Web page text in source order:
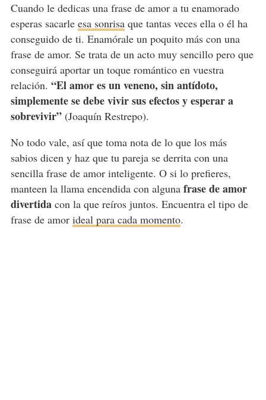
Cuando le dedicas una frase de amor a tu enamorado
esperas sacarle esa sonrisaque tantas veces ella o él ha
conseguido de ti. Enamórale un poquito más con una
frase de amor. Se trata de un acto muy sencillo pero que
conseguirá aportar un toque romántico en vuestra
relación. “El amor es un veneno, sin antídoto,
simplemente se debe vivir sus efectos y esperar a
sobrevivir”(Joaquín Restrepo).
No todo vale, así que toma nota de lo que los más
sabios dicen y haz que tu pareja se derrita con una
sencilla frase de amor inteligente. O si lo prefieres,
manteen la llama encendida con alguna frase de amor
divertidacon la que reíros juntos. Encuentra el tipo de
frase de amor ideal para cada momento.